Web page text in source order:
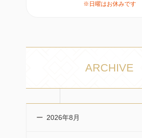
※日曜はお休みです
ARCHIVE
2026年8月